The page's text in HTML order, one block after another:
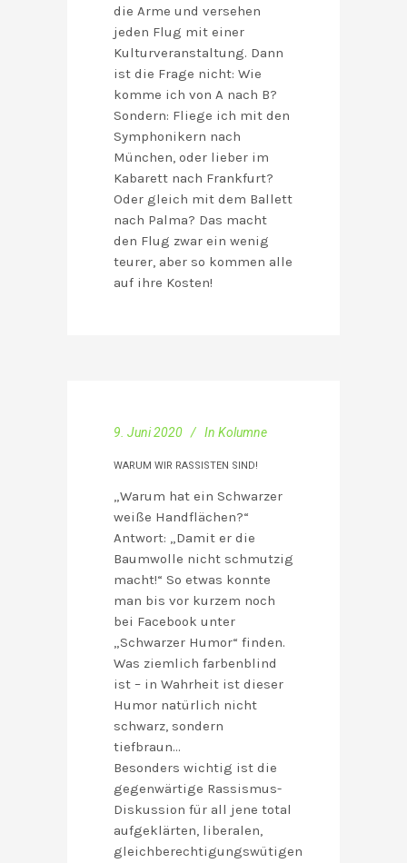
die Arme und versehen
jeden Flug mit einer
Kulturveranstaltung. Dann
ist die Frage nicht: Wie
komme ich von A nach B?
Sondern: Fliege ich mit den
Symphonikern nach
München, oder lieber im
Kabarett nach Frankfurt?
Oder gleich mit dem Ballett
nach Palma? Das macht
den Flug zwar ein wenig
teurer, aber so kommen alle
auf ihre Kosten!
9. Juni 2020 In Kolumne
WARUM WIR RASSISTEN SIND!
„Warum hat ein Schwarzer
weiße Handflächen?“
Antwort: „Damit er die
Baumwolle nicht schmutzig
macht!“ So etwas konnte
man bis vor kurzem noch
bei Facebook unter
„Schwarzer Humor“ finden.
Was ziemlich farbenblind
ist – in Wahrheit ist dieser
Humor natürlich nicht
schwarz, sondern
tiefbraun…
Besonders wichtig ist die
gegenwärtige Rassismus-
Diskussion für all jene total
aufgeklärten, liberalen,
gleichberechtigungswütigen